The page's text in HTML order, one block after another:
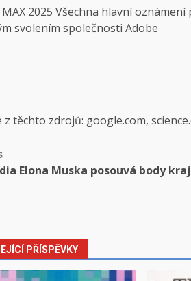
svolením společnosti Adobe
z těchto zdrojů: google.com,
Elona Muska posouvá body
PŘÍSPĚVKY